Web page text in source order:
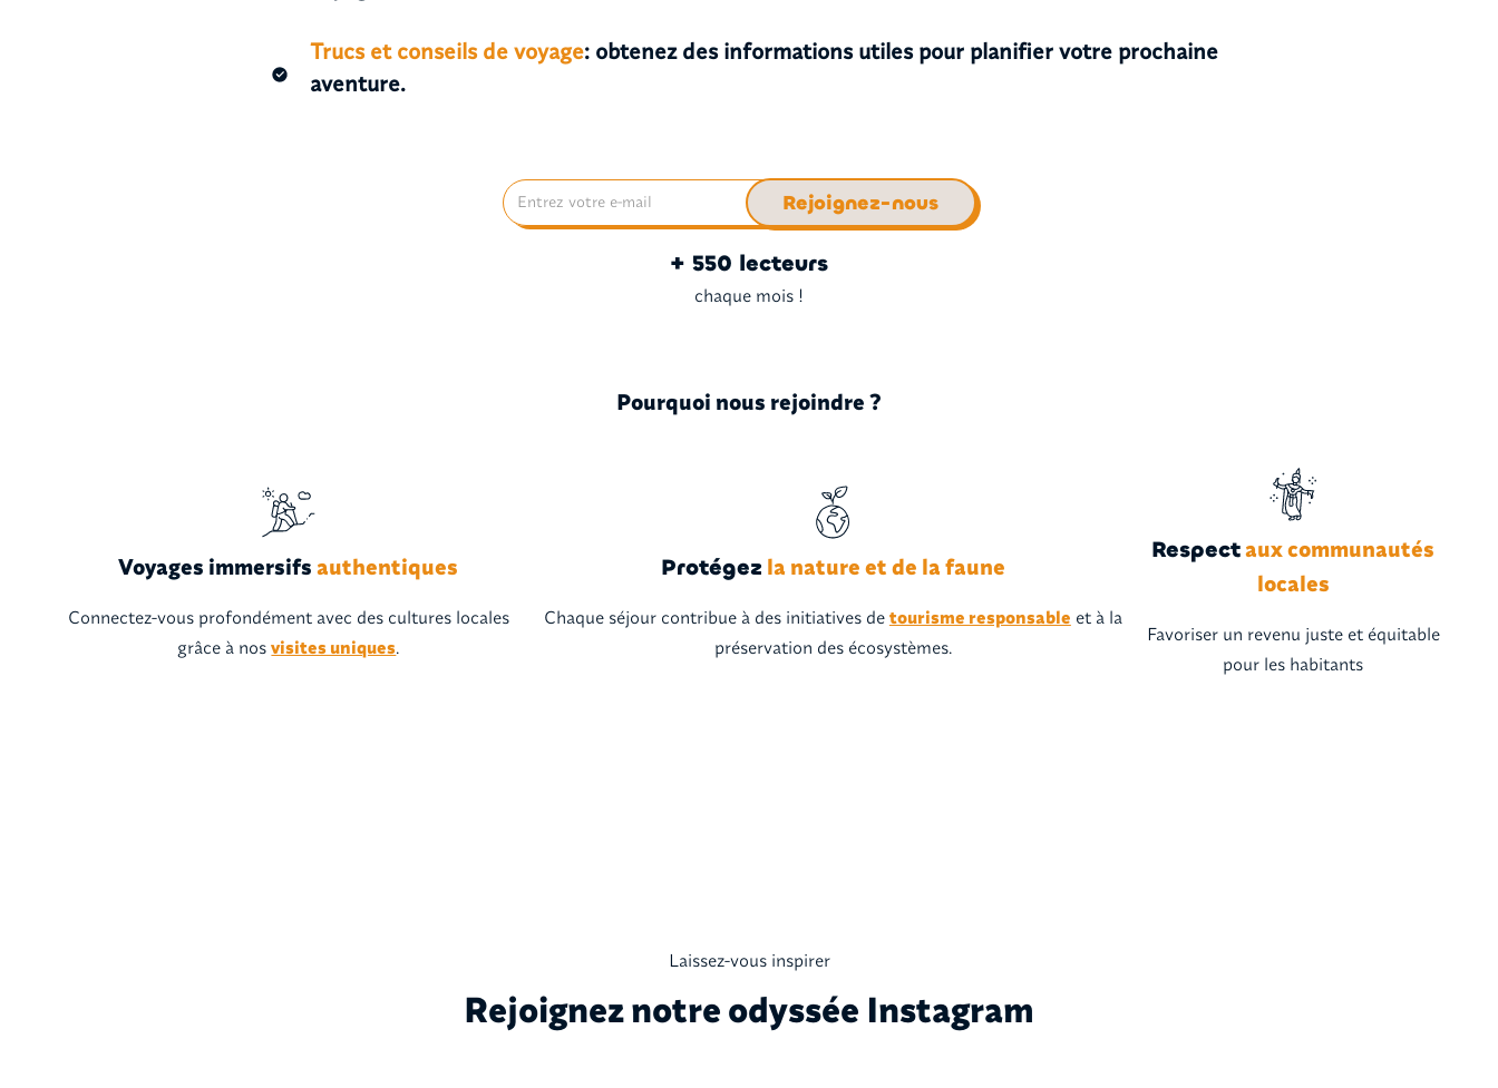
Trucs et conseils de voyage: obtenez des informations utiles pour planifier votre prochaine
aventure.
+ 550 lecteurs
chaque mois !
Pourquoi nous rejoindre ?
Voyages immersifs authentiques
Connectez-vous profondément avec des cultures locales
grâce à nosvisites uniques.
Protégez la nature et de la faune
Chaque séjour contribue à des initiatives de tourisme responsable et à la
préservation des écosystèmes.
Respectaux communautés
locales
Favoriser un revenu juste et équitable
pour les habitants
Laissez-vous inspirer
Rejoignez notre odyssée Instagram